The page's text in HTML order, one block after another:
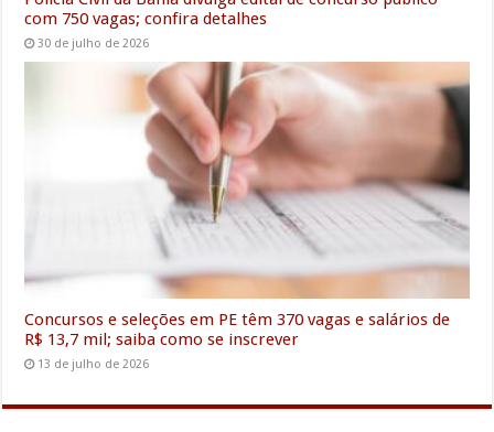
com 750 vagas; confira detalhes
30 de julho de 2026
Concursos e seleções em PE têm 370 vagas e salários de
R$ 13,7 mil; saiba como se inscrever
13 de julho de 2026